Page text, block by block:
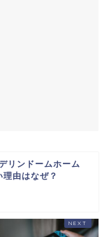
リンドームホーム
由はなぜ？